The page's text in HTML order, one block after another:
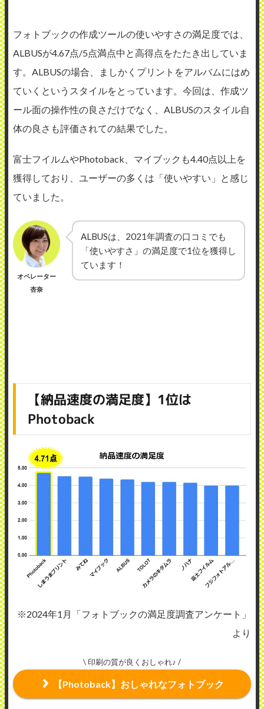
フォトブックの作成ツールの使いやすさの満足度では、
ALBUSが4.67点/5点満点中と高得点をたたき出していま
す。ALBUSの場合、ましかくプリントをアルバムにはめ
ていくというスタイルをとっています。今回は、作成ツ
ール面の操作性の良さだけでなく、ALBUSのスタイル自
体の良さも評価されての結果でした。
富士フイルムやPhotoback、マイブックも4.40点以上を
獲得しており、ユーザーの多くは「使いやすい」と感じ
ていました。
オペレーター
杏奈
ALBUSは、2021年調査の口コミでも
「使いやすさ」の満足度で1位を獲得し
ています！
【納品速度の満足度】1位は
Photoback
※2024年1月「フォトブックの満足度調査アンケート」
より
\ 印刷の質が良くおしゃれ♪ /
【Photoback】おしゃれなフォトブック